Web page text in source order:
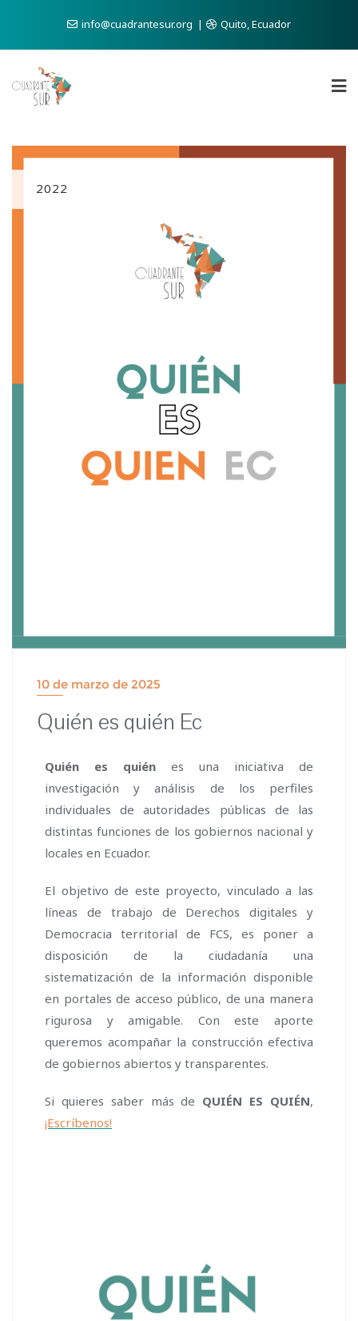
info@cuadrantesur.org Quito, Ecuador
2022
10 de marzo de 2025
Quién es quién Ec
Quién es quién es una iniciativa de
investigación y análisis de los perfiles
individuales de autoridades públicas de las
distintas funciones de los gobiernos nacional y
locales en Ecuador.
El objetivo de este proyecto, vinculado a las
líneas de trabajo de Derechos digitales y
Democracia territorial de FCS, es poner a
disposición de la ciudadanía una
sistematización de la información disponible
en portales de acceso público, de una manera
rigurosa y amigable. Con este aporte
queremos acompañar la construcción efectiva
de gobiernos abiertos y transparentes.
Si quieres saber más de QUIÉN ES QUIÉN,
¡Escríbenos!